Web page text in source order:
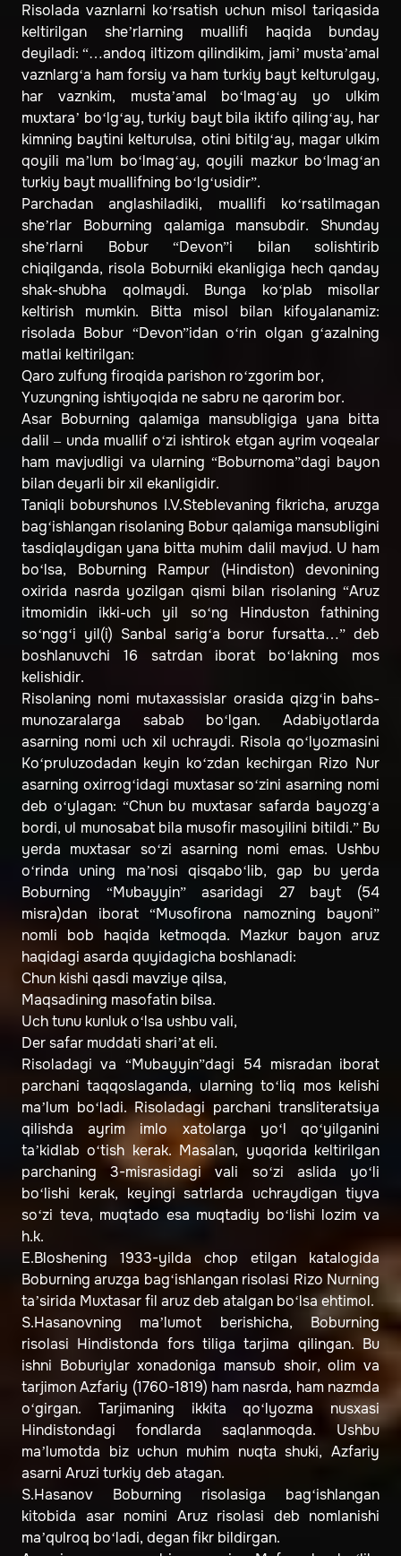
Risolada vaznlarni ko‘rsatish uchun misol tariqasida
keltirilgan she’rlarning muallifi haqida bunday
deyiladi: “…andoq iltizom qilindikim, jami’ musta’amal
vaznlarg‘a ham forsiy va ham turkiy bayt kelturulgay,
har vaznkim, musta’amal bo‘lmag‘ay yo ulkim
muxtara’ bo‘lg‘ay, turkiy bayt bila iktifo qiling‘ay, har
kimning baytini kelturulsa, otini bitilg‘ay, magar ulkim
qoyili ma’lum bo‘lmag‘ay, qoyili mazkur bo‘lmag‘an
turkiy bayt muallifning bo‘lg‘usidir”.
Parchadan anglashiladiki, muallifi ko‘rsatilmagan
she’rlar Boburning qalamiga mansubdir. Shunday
she’rlarni Bobur “Devon”i bilan solishtirib
chiqilganda, risola Boburniki ekanligiga hech qanday
shak-shubha qolmaydi. Bunga ko‘plab misollar
keltirish mumkin. Bitta misol bilan kifoyalanamiz:
risolada Bobur “Devon”idan o‘rin olgan g‘azalning
matlai keltirilgan:
Qaro zulfung firoqida parishon ro‘zgorim bor,
Yuzungning ishtiyoqida ne sabru ne qarorim bor.
Asar Boburning qalamiga mansubligiga yana bitta
dalil – unda muallif o‘zi ishtirok etgan ayrim voqealar
ham mavjudligi va ularning “Boburnoma”dagi bayon
bilan deyarli bir xil ekanligidir.
Taniqli boburshunos I.V.Steblevaning fikricha, aruzga
bag‘ishlangan risolaning Bobur qalamiga mansubligini
tasdiqlaydigan yana bitta muhim dalil mavjud. U ham
bo‘lsa, Boburning Rampur (Hindiston) devonining
oxirida nasrda yozilgan qismi bilan risolaning “Aruz
itmomidin ikki-uch yil so‘ng Hinduston fathining
so‘ngg‘i yil(i) Sanbal sarig‘a borur fursatta…” deb
boshlanuvchi 16 satrdan iborat bo‘lakning mos
kelishidir.
Risolaning nomi mutaxassislar orasida qizg‘in bahs-
munozaralarga sabab bo‘lgan. Adabiyotlarda
asarning nomi uch xil uchraydi. Risola qo‘lyozmasini
Ko‘pruluzodadan keyin ko‘zdan kechirgan Rizo Nur
asarning oxirrog‘idagi muxtasar so‘zini asarning nomi
deb o‘ylagan: “Chun bu muxtasar safarda bayozg‘a
bordi, ul munosabat bila musofir masoyilini bitildi.” Bu
yerda muxtasar so‘zi asarning nomi emas. Ushbu
o‘rinda uning ma’nosi qisqabo‘lib, gap bu yerda
Boburning “Mubayyin” asaridagi 27 bayt (54
misra)dan iborat “Musofirona namozning bayoni”
nomli bob haqida ketmoqda. Mazkur bayon aruz
haqidagi asarda quyidagicha boshlanadi:
Chun kishi qasdi mavziye qilsa,
Maqsadining masofatin bilsa.
Uch tunu kunluk o‘lsa ushbu vali,
Der safar muddati shari’at eli.
Risoladagi va “Mubayyin”dagi 54 misradan iborat
parchani taqqoslaganda, ularning to‘liq mos kelishi
ma’lum bo‘ladi. Risoladagi parchani transliteratsiya
qilishda ayrim imlo xatolarga yo‘l qo‘yilganini
ta’kidlab o‘tish kerak. Masalan, yuqorida keltirilgan
parchaning 3-misrasidagi vali so‘zi aslida yo‘li
bo‘lishi kerak, keyingi satrlarda uchraydigan tiyva
so‘zi teva, muqtado esa muqtadiy bo‘lishi lozim va
h.k.
E.Bloshening 1933-yilda chop etilgan katalogida
Boburning aruzga bag‘ishlangan risolasi Rizo Nurning
ta’sirida Muxtasar fil aruz deb atalgan bo‘lsa ehtimol.
S.Hasanovning ma’lumot berishicha, Boburning
risolasi Hindistonda fors tiliga tarjima qilingan. Bu
ishni Boburiylar xonadoniga mansub shoir, olim va
tarjimon Azfariy (1760-1819) ham nasrda, ham nazmda
o‘girgan. Tarjimaning ikkita qo‘lyozma nusxasi
Hindistondagi fondlarda saqlanmoqda. Ushbu
ma’lumotda biz uchun muhim nuqta shuki, Azfariy
asarni Aruzi turkiy deb atagan.
S.Hasanov Boburning risolasiga bag‘ishlangan
kitobida asar nomini Aruz risolasi deb nomlanishi
ma’qulroq bo‘ladi, degan fikr bildirgan.